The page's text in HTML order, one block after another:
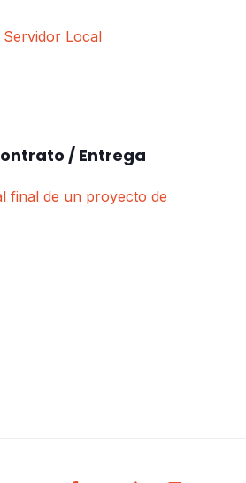
Servidor Local
/ Entrega
final de un proyecto de